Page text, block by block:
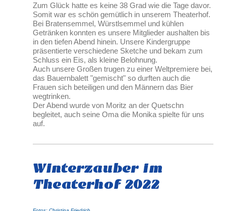
Zum Glück hatte es keine 38 Grad wie die Tage davor.
Somit war es schön gemütlich in unserem Theaterhof.
Bei Bratensemmel, Würstlsemmel und kühlen
Getränken konnten es unsere Mitglieder aushalten bis
in den tiefen Abend hinein. Unsere Kindergruppe
präsentierte verschiedene Sketche und bekam zum
Schluss ein Eis, als kleine Belohnung.
Auch unsere Großen trugen zu einer Weltpremiere bei,
das Bauernbalett "gemischt" so durften auch die
Frauen sich beteiligen und den Männern das Bier
wegtrinken.
Der Abend wurde von Moritz an der Quetschn
begleitet, auch seine Oma die Monika spielte für uns
auf.
Winterzauber im
Theaterhof 2022